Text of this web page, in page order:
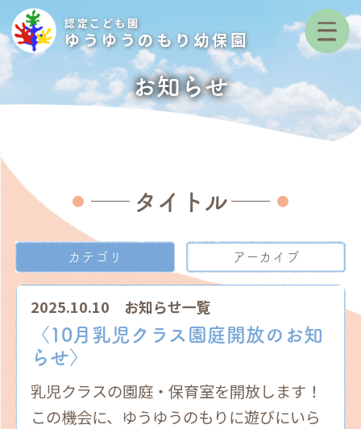
認定こども園
ゆうゆうのもり幼保園
お知らせ
タイトル
カテゴリ アーカイブ
2025.10.10 お知らせ一覧
〈10月乳児クラス園庭開放のお知
らせ〉
乳児クラスの園庭・保育室を開放します！
この機会に、ゆうゆうのもりに遊びにいら